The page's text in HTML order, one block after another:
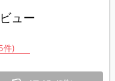
ュー
件)